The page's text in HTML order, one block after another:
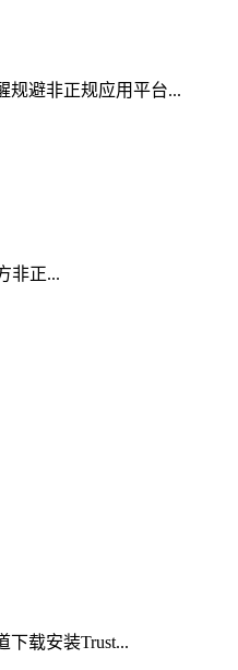
规避非正规应用平台...
非正...
载安装Trust...